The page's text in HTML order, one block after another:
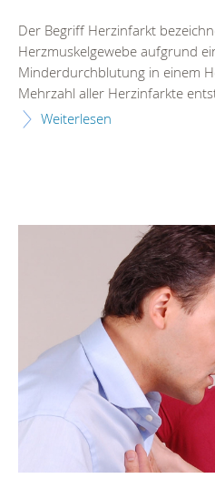
Der Begriff Herzinfarkt
Herzmuskelgewebe aufgrund
Minderdurchblutung in einem
Mehrzahl aller Herzinfarkte
Weiterlesen